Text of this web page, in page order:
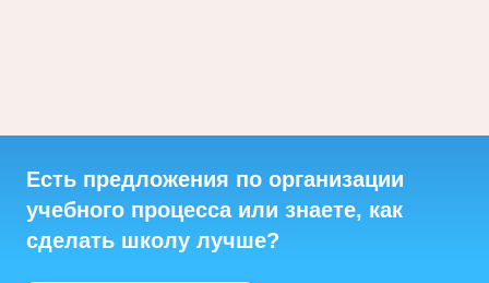
Есть предложения по организации
учебного процесса или знаете, как
сделать школу лучше?